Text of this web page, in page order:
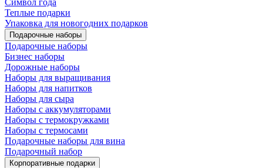
Теплые подарки
Упаковка для новогодних подарков
Подарочные наборы
Подарочные наборы
Бизнес наборы
Дорожные наборы
Наборы для выращивания
Наборы для напитков
Наборы для сыра
Наборы с аккумуляторами
Наборы с термокружками
Наборы с термосами
Подарочные наборы для вина
Подарочный набор
Корпоративные подарки